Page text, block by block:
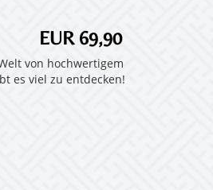
EUR 69,90
von hochwertigem
es viel zu entdecken!